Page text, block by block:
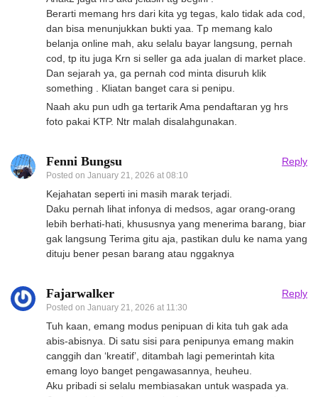
Berarti memang hrs dari kita yg tegas, kalo tidak ada cod,
dan bisa menunjukkan bukti yaa. Tp memang kalo
belanja online mah, aku selalu bayar langsung, pernah
cod, tp itu juga Krn si seller ga ada jualan di market place.
Dan sejarah ya, ga pernah cod minta disuruh klik
something . Kliatan banget cara si penipu.
Naah aku pun udh ga tertarik Ama pendaftaran yg hrs
foto pakai KTP. Ntr malah disalahgunakan.
Fenni Bungsu
Posted on January 21, 2026 at 08:10
Reply
Kejahatan seperti ini masih marak terjadi.
Daku pernah lihat infonya di medsos, agar orang-orang
lebih berhati-hati, khususnya yang menerima barang, biar
gak langsung Terima gitu aja, pastikan dulu ke nama yang
dituju bener pesan barang atau nggaknya
Fajarwalker
Posted on January 21, 2026 at 11:30
Reply
Tuh kaan, emang modus penipuan di kita tuh gak ada
abis-abisnya. Di satu sisi para penipunya emang makin
canggih dan ‘kreatif’, ditambah lagi pemerintah kita
emang loyo banget pengawasannya, heuheu.
Aku pribadi si selalu membiasakan untuk waspada ya.